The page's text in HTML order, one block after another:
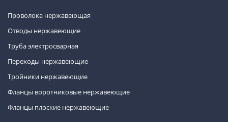
Проволока нержавеющая
Отводы нержавеющие
Труба электросварная
Переходы нержавеющие
Тройники нержавеющие
Фланцы воротниковые нержавеющие
Фланцы плоские нержавеющие